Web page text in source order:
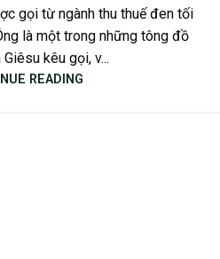
gọi từ ngành thu thuế đen tối
là một trong những tông đồ
kêu gọi, v...
READING